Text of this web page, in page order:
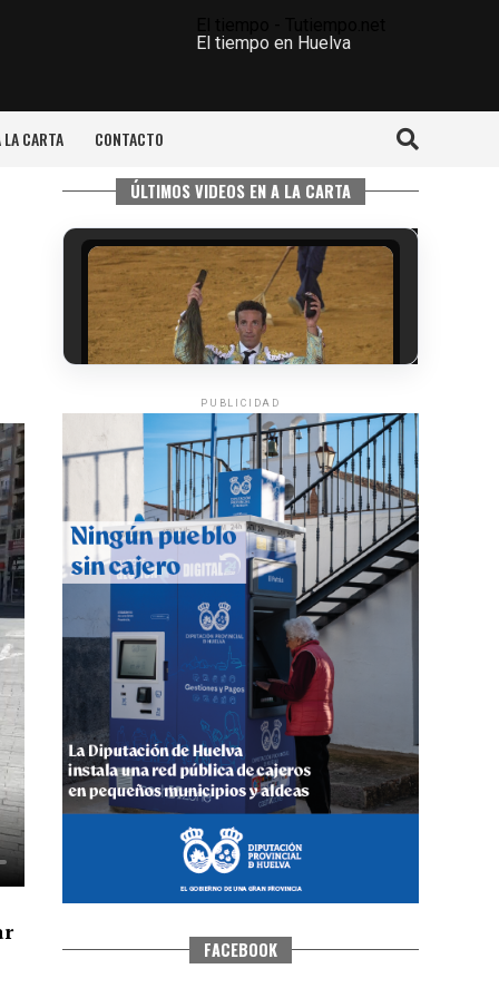
El tiempo en Huelva
LA CARTA CONTACTO
ÚLTIMOS VIDEOS EN A LA CARTA
6º DÍA DE LAS FIESTAS COLOMBINAS
2026
·Huelvatv
QUINTA CORRIDA DE LAS FIESTAS
COLOMBINAS 2026
hace 4 días· Huelvatv
PUBLICIDAD
FACEBOOK